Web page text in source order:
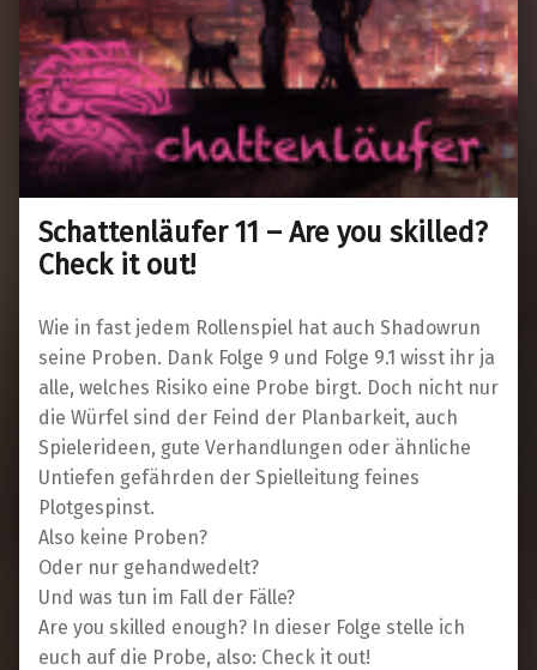
Schattenläufer 11 – Are you skilled?
Check it out!
Wie in fast jedem Rollenspiel hat auch Shadowrun
seine Proben. Dank Folge 9 und Folge 9.1 wisst ihr ja
alle, welches Risiko eine Probe birgt. Doch nicht nur
die Würfel sind der Feind der Planbarkeit, auch
Spielerideen, gute Verhandlungen oder ähnliche
Untiefen gefährden der Spielleitung feines
Plotgespinst.
Also keine Proben?
Oder nur gehandwedelt?
Und was tun im Fall der Fälle?
Are you skilled enough? In dieser Folge stelle ich
euch auf die Probe, also: Check it out!